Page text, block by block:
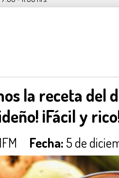
la receta del
¡Fácil y
Fecha: 5 de